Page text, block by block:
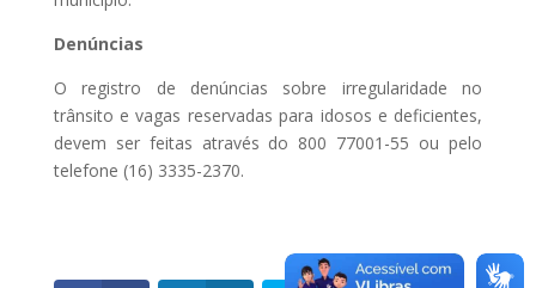
Denúncias
O registro de denúncias sobre irregularidade no
trânsito e vagas reservadas para idosos e deficientes,
devem ser feitas através do 800 77001-55 ou pelo
telefone (16) 3335-2370.